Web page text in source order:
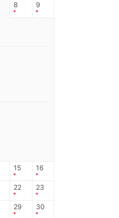
8 9
15 16
22 23
29 30